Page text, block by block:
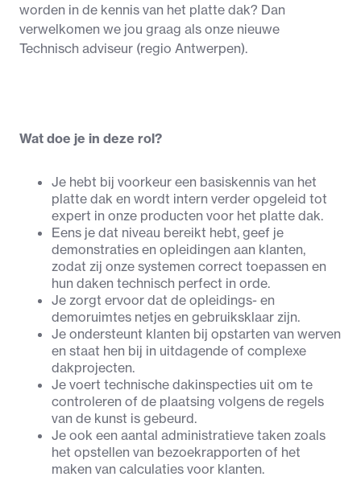
worden in de kennis van het platte dak? Dan
verwelkomen we jou graag als onze nieuwe
Technisch adviseur (regio Antwerpen).
Wat doe je in deze rol?
Je hebt bij voorkeur een basiskennis van het
platte dak en wordt intern verder opgeleid tot
expert in onze producten voor het platte dak.
Eens je dat niveau bereikt hebt, geef je
demonstraties en opleidingen aan klanten,
zodat zij onze systemen correct toepassen en
hun daken technisch perfect in orde.
Je zorgt ervoor dat de opleidings- en
demoruimtes netjes en gebruiksklaar zijn.
Je ondersteunt klanten bij opstarten van werven
en staat hen bij in uitdagende of complexe
dakprojecten.
Je voert technische dakinspecties uit om te
controleren of de plaatsing volgens de regels
van de kunst is gebeurd.
Je ook een aantal administratieve taken zoals
het opstellen van bezoekrapporten of het
maken van calculaties voor klanten.